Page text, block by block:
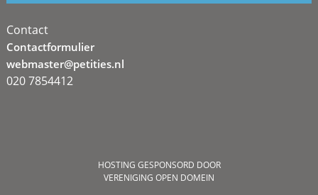
Contact
Contactformulier
webmaster@petities.nl
020 7854412
HOSTING GESPONSORD DOOR
VERENIGING OPEN DOMEIN